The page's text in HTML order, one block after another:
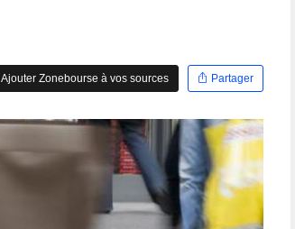
Ajouter Zonebourse à vos sources
Partager